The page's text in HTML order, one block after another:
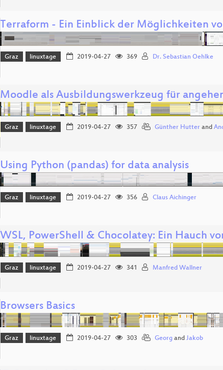
Terraform - Ein Einblick der Möglichkeiten
Graz linuxtage 2019-04-27 369 Dr. Sebastian Oehlke
Moodle als Ausbildungswerkzeug für
Graz linuxtage 2019-04-27 357 Günther Hutterand
Using Python (pandas) for data analysis
Graz linuxtage 2019-04-27 356 Claus Aichinger
WSL, PowerShell & Chocolatey: Ein Hauch
Graz linuxtage 2019-04-27 341 Manfred Wallner
Browsers Basics
Graz linuxtage 2019-04-27 303 Georgand Jakob